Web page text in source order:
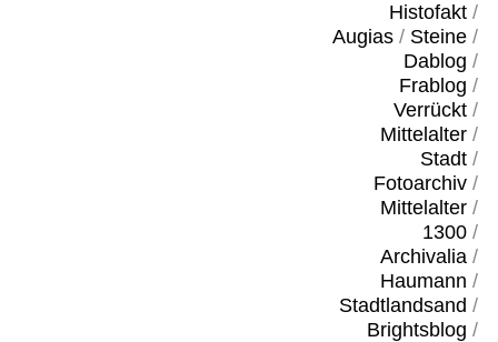
Histofakt/
Augias/ Steine/
Dablog /
Frablog /
Verrückt/
Mittelalter/
Stadt/
Fotoarchiv/
Mittelalter/
1300/
Archivalia/
Haumann /
Stadtlandsand /
Brightsblog /